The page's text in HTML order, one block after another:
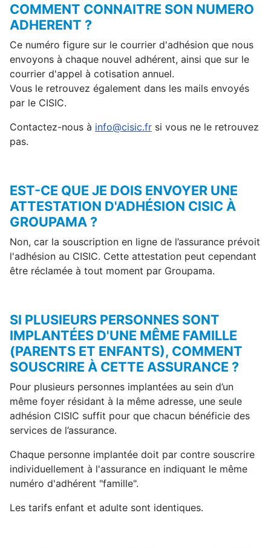
COMMENT CONNAITRE SON NUMERO
ADHERENT ?
Ce numéro figure sur le courrier d'adhésion que nous
envoyons à chaque nouvel adhérent, ainsi que sur le
courrier d'appel à cotisation annuel.
Vous le retrouvez également dans les mails envoyés
par le CISIC.
Contactez-nous à info@cisic.fr si vous ne le retrouvez
pas.
EST-CE QUE JE DOIS ENVOYER UNE
ATTESTATION D'ADHÉSION CISIC À
GROUPAMA ?
Non, car la souscription en ligne de l’assurance prévoit
l'adhésion au CISIC. Cette attestation peut cependant
être réclamée à tout moment par Groupama.
SI PLUSIEURS PERSONNES SONT
IMPLANTÉES D'UNE MÊME FAMILLE
(PARENTS ET ENFANTS), COMMENT
SOUSCRIRE À CETTE ASSURANCE ?
Pour plusieurs personnes implantées au sein d’un
même foyer résidant à la même adresse, une seule
adhésion CISIC suffit pour que chacun bénéficie des
services de l’assurance.
Chaque personne implantée doit par contre souscrire
individuellement à l'assurance en indiquant le même
numéro d'adhérent "famille".
Les tarifs enfant et adulte sont identiques.